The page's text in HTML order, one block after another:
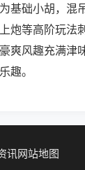
基础小胡，混
等高阶玩法
爽风趣充满津
趣。
讯网站地图